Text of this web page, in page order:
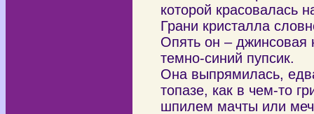
которой красовалась
Грани кристалла
Опять он – джинсовая
темно-синий пупсик.
Она выпрямилась,
топазе, как в чем-то
шпилем мачты или